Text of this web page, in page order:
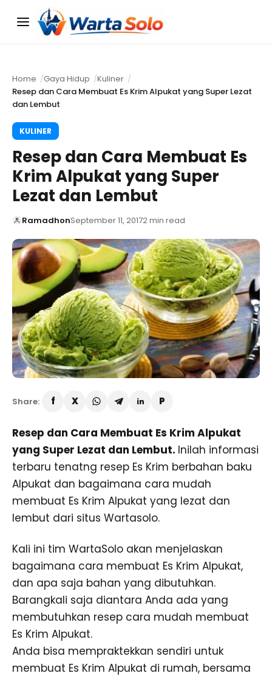
Menu
Home Gaya Hidup
Kuliner
Resep dan Cara Membuat Es Krim Alpukat yang Super Lezat
dan Lembut
KULINER
Resep dan Cara Membuat Es
Krim Alpukat yang Super
Lezat dan Lembut
RamadhonSeptember 11, 20172 min read
Share:
Resep dan Cara Membuat Es Krim Alpukat
yang Super Lezat dan Lembut. Inilah informasi
terbaru tenatng resep Es Krim berbahan baku
Alpukat dan bagaimana cara mudah
membuat Es Krim Alpukat yang lezat dan
lembut dari situs Wartasolo.
Kali ini tim WartaSolo akan menjelaskan
bagaimana cara membuat Es Krim Alpukat,
dan apa saja bahan yang dibutuhkan.
Barangkali saja diantara Anda ada yang
membutuhkan resep cara mudah membuat
Es Krim Alpukat.
Anda bisa mempraktekkan sendiri untuk
membuat Es Krim Alpukat di rumah, bersama